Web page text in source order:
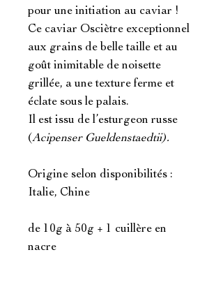
pour une initiation au caviar !
Ce caviar Osciètre exceptionnel
aux grains de belle taille et au
goût inimitable de noisette
grillée, a une texture ferme et
éclate sous le palais.
Il est issu de l’esturgeon russe
(Acipenser Gueldenstaedtii).
Origine selon disponibilités :
Italie, Chine
de 10g à 50g + 1 cuillère en
nacre